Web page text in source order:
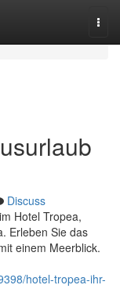
Discuss
Hotel Tropea,
Erleben Sie das
einem Meerblick.
hotel-tropea-ihr-